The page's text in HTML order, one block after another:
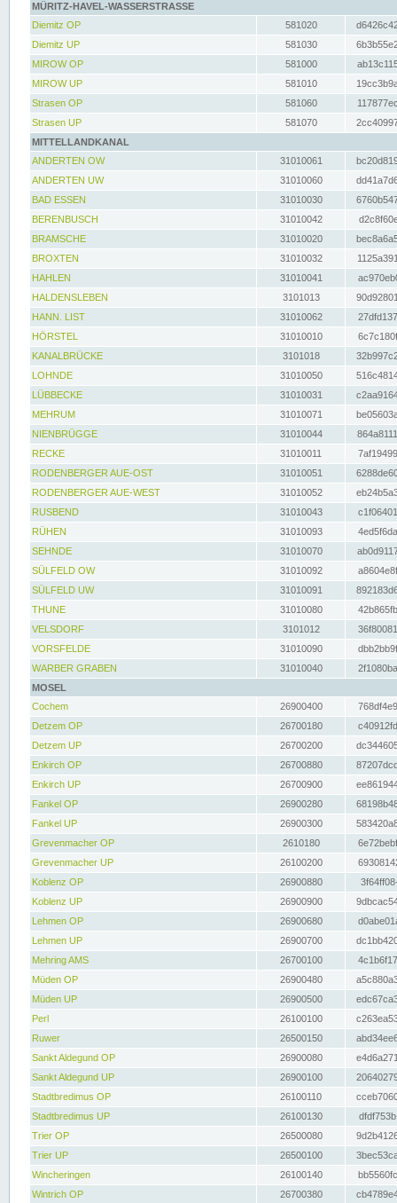
MÜRITZ-HAVEL-WASSERSTRASSE
Diemitz OP
581020
Diemitz UP
581030
MIROW OP
581000
MIROW UP
581010
Strasen OP
581060
Strasen UP
581070
MITTELLANDKANAL
ANDERTEN OW
31010061
ANDERTEN UW
31010060
BAD ESSEN
31010030
BERENBUSCH
31010042
BRAMSCHE
31010020
BROXTEN
31010032
HAHLEN
31010041
HALDENSLEBEN
3101013
HANN. LIST
31010062
HÖRSTEL
31010010
KANALBRÜCKE
3101018
LOHNDE
31010050
LÜBBECKE
31010031
MEHRUM
31010071
NIENBRÜGGE
31010044
RECKE
31010011
RODENBERGER AUE-OST
31010051
RODENBERGER AUE-WEST
31010052
RUSBEND
31010043
RÜHEN
31010093
SEHNDE
31010070
SÜLFELD OW
31010092
SÜLFELD UW
31010091
THUNE
31010080
VELSDORF
3101012
VORSFELDE
31010090
WARBER GRABEN
31010040
MOSEL
Cochem
26900400
Detzem OP
26700180
Detzem UP
26700200
Enkirch OP
26700880
Enkirch UP
26700900
Fankel OP
26900280
Fankel UP
26900300
Grevenmacher OP
2610180
Grevenmacher UP
26100200
Koblenz OP
26900880
Koblenz UP
26900900
Lehmen OP
26900680
Lehmen UP
26900700
Mehring AMS
26700100
Müden OP
26900480
Müden UP
26900500
Perl
26100100
Ruwer
26500150
Sankt Aldegund OP
26900080
Sankt Aldegund UP
26900100
Stadtbredimus OP
26100110
Stadtbredimus UP
26100130
Trier OP
26500080
Trier UP
26500100
Wincheringen
26100140
Wintrich OP
26700380